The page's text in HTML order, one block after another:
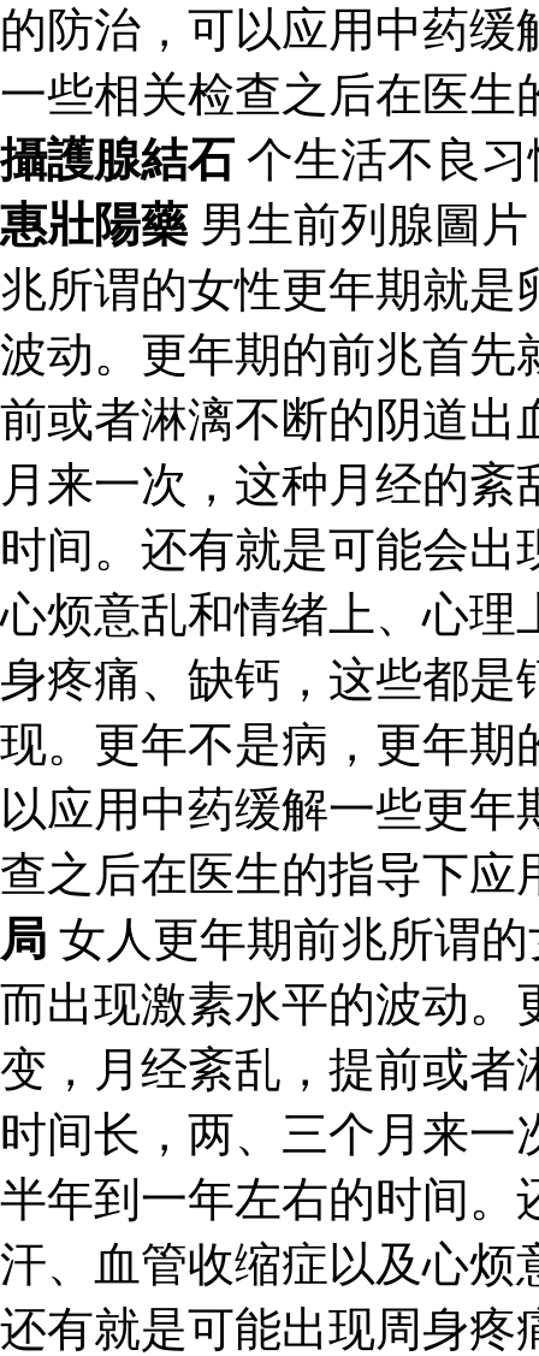
的防治，可以应用中药
一些相关检查之后在医生
攝護腺結石 个生活不良
惠壯陽藥 男生前列腺圖片
兆所谓的女性更年期就是
波动。更年期的前兆首先
前或者淋漓不断的阴道出
月来一次，这种月经的
时间。还有就是可能会
心烦意乱和情绪上、心理
身疼痛、缺钙，这些都是
现。更年不是病，更年期
以应用中药缓解一些更
查之后在医生的指导下
局 女人更年期前兆所谓
而出现激素水平的波动。
变，月经紊乱，提前或者
时间长，两、三个月来
半年到一年左右的时间。
汗、血管收缩症以及心烦
还有就是可能出现周身疼